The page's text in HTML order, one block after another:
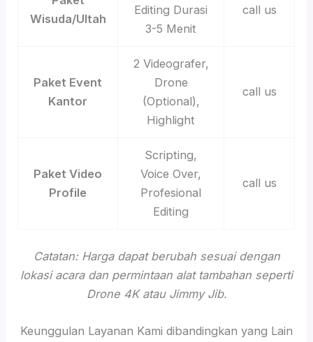
Wisuda/Ultah
Editing Durasi
3-5 Menit
call us
Paket Event
Kantor
2 Videografer,
Drone
(Optional),
Highlight
call us
Paket Video
Profile
Scripting,
Voice Over,
Profesional
Editing
call us
Catatan: Harga dapat berubah sesuai dengan
lokasi acara dan permintaan alat tambahan seperti
Drone 4K atau Jimmy Jib.
Keunggulan Layanan Kami dibandingkan yang Lain